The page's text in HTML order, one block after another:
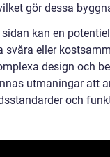
gör dessa
sidan kan en
svåra eller
design och
utmaningar att
och